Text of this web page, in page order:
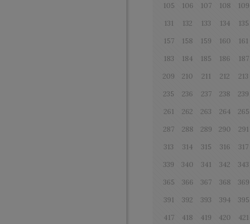
105
106 107 108 109
131
132 133 134 135
157
158 159 160 161
183
184 185 186 187
209
210 211 212 213
235
236 237 238 239
261
262 263 264 265
287
288 289 290 291
313
314 315 316 317
339
340 341 342 343
365
366 367 368 369
391
392 393 394 395
417
418 419 420 421